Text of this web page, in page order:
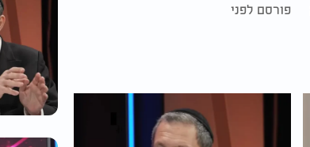
פורסם לפני